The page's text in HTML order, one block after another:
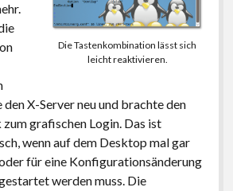
twitch
Die Tastenkombination lässt sich
leicht reaktivieren.
X-Server neu und brachte den
grafischen Login. Das ist
wenn auf dem Desktop mal gar
für eine Konfigurationsänderung
werden muss. Die